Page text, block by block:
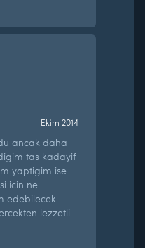
Ekim 2014
ancak daha
tas kadayif
yaptigim ise
icin ne
edebilecek
lezzetli